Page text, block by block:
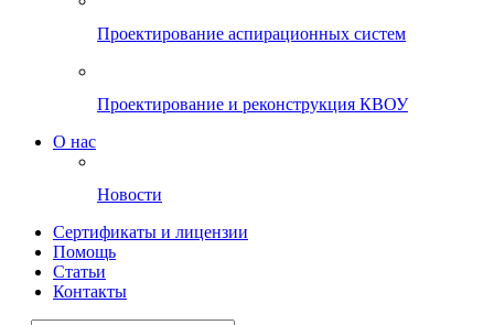
Проектирование аспирационных систем
Проектирование и реконструкция КВОУ
О нас
Новости
Сертификаты и лицензии
Помощь
Статьи
Контакты